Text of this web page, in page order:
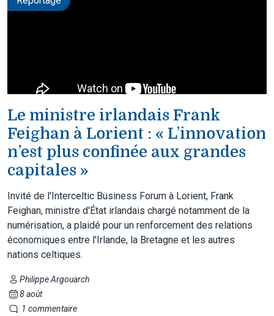
Le ministre irlandais Frank
Feighan à Lorient : « L’innovation
n’est plus confinée aux grandes
capitales »
Invité de l'Interceltic Business Forum à Lorient, Frank
Feighan, ministre d'État irlandais chargé notamment de la
numérisation, a plaidé pour un renforcement des relations
économiques entre l'Irlande, la Bretagne et les autres
nations celtiques.
Philippe Argouarch
8 août
1 commentaire